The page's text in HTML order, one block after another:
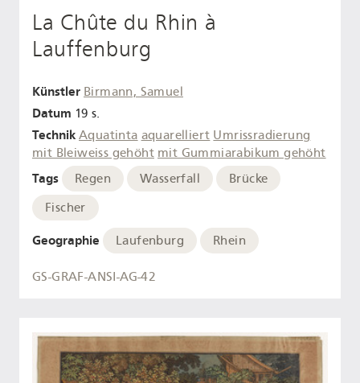
La Chûte du Rhin à
Lauffenburg
Künstler Birmann, Samuel
Datum 19 s.
Technik Aquatinta aquarelliert Umrissradierung
mit Bleiweiss gehöht mit Gummiarabikum gehöht
Tags Regen Wasserfall
Brücke
Fischer
Geographie Laufenburg Rhein
GS-GRAF-ANSI-AG-42